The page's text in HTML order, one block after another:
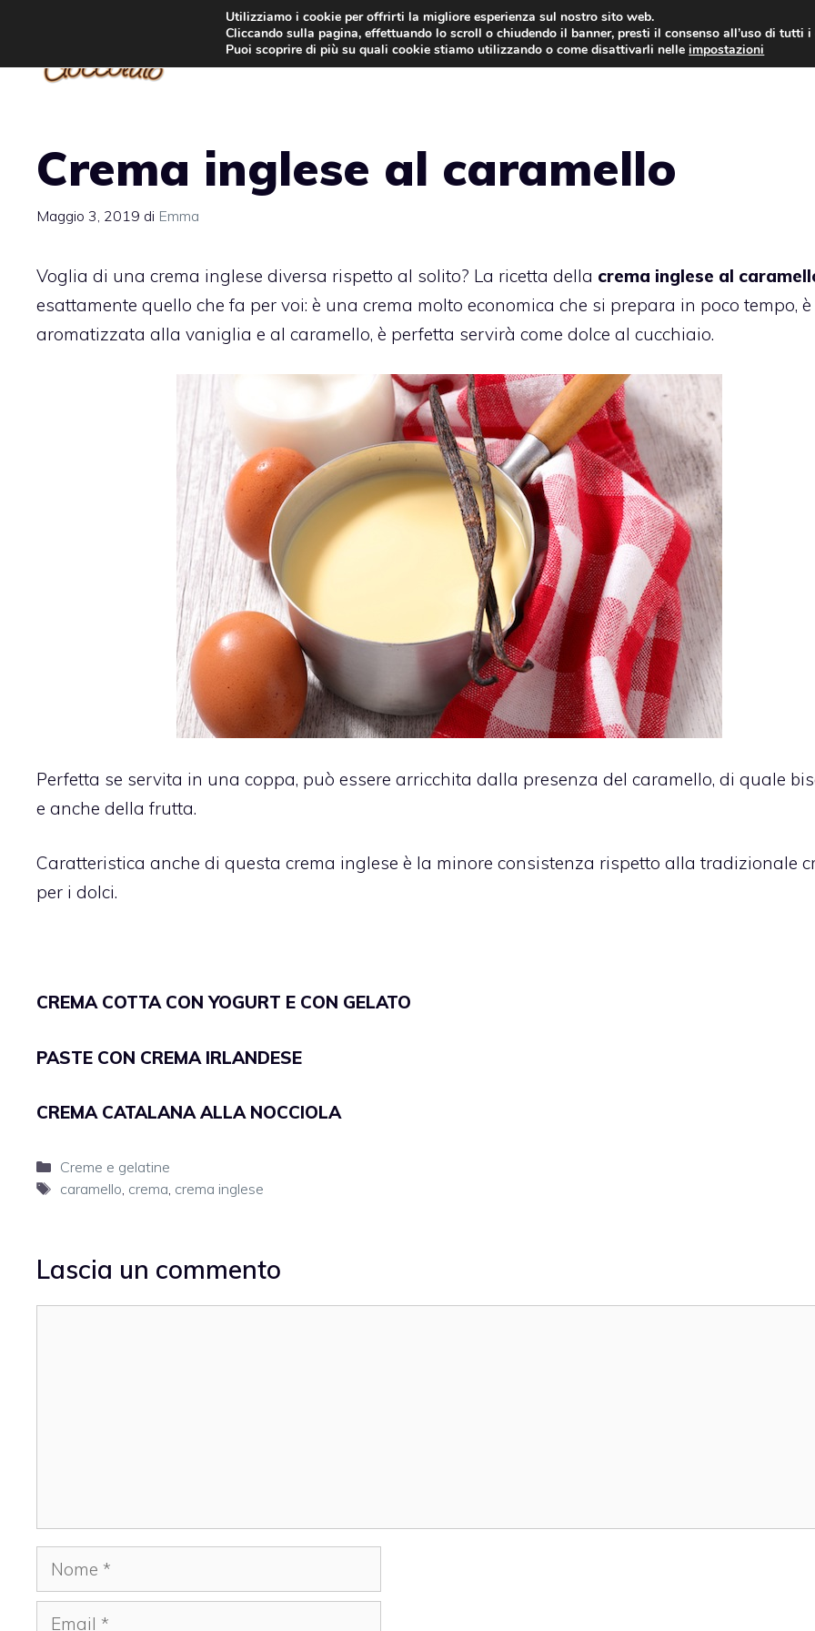
contenuto
TORTE AL CIOCCOLATO TORTE CLASSICHE
Crema inglese al caramello
Maggio 3, 2019 di Emma
Voglia di una crema inglese diversa rispetto al solito? La ricetta della crema inglese al
esattamente quello che fa per voi: è una crema molto economica che si prepara in poco tempo, è
aromatizzata alla vaniglia e al caramello, è perfetta servirà come dolce al cucchiaio.
Perfetta se servita in una coppa, può essere arricchita dalla presenza del caramello, di quale
e anche della frutta.
Caratteristica anche di questa crema inglese è la minore consistenza rispetto alla tradizionale
per i dolci.
CREMA COTTA CON YOGURT E CON GELATO
PASTE CON CREMA IRLANDESE
CREMA CATALANA ALLA NOCCIOLA
Categorie
Creme e gelatine
Tag
caramello, crema, crema inglese
Lascia un commento
Nome
Email
Utilizziamo i cookie per offrirti la migliore esperienza sul nostro sito web.
Cliccando sulla pagina, effettuando lo scroll o chiudendo il banner, presti il consenso all’uso di tutti i
Puoi scoprire di più su quali cookie stiamo utilizzando o come disattivarli nelleimpostazioni